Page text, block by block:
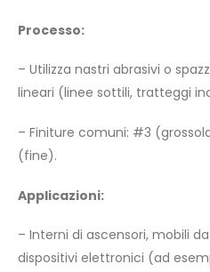
Processo:
– Utilizza nastri abrasivi o
lineari (linee sottili, tratteggi
– Finiture comuni: #3
(fine).
Applicazioni:
– Interni di ascensori, mobili
dispositivi elettronici (ad